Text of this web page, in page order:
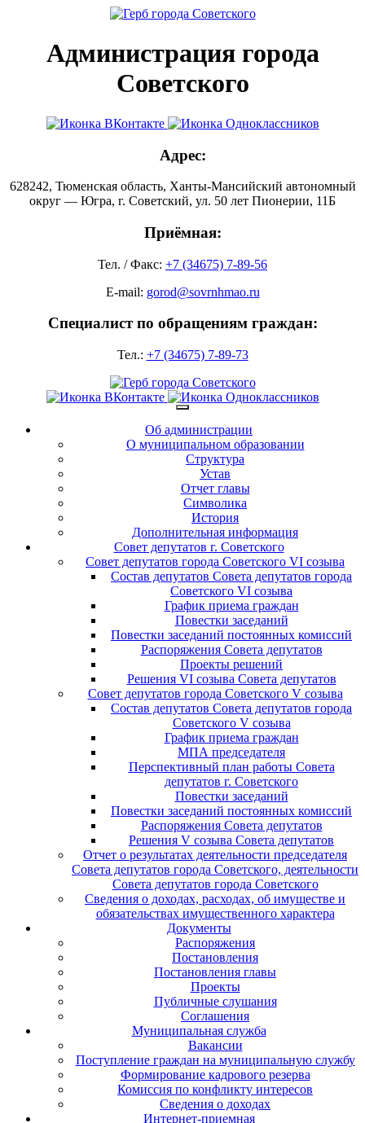
Администрация города
Советского
Адрес:
628242, Тюменская область, Ханты-Мансийский автономный
округ — Югра, г. Советский, ул. 50 лет Пионерии, 11Б
Приёмная:
Тел. / Факс: +7 (34675) 7-89-56
E-mail: gorod@sovrnhmao.ru
Специалист по обращениям граждан:
Тел.: +7 (34675) 7-89-73
Об администрации
О муниципальном образовании
Структура
Устав
Отчет главы
Символика
История
Дополнительная информация
Совет депутатов г. Советского
Совет депутатов города Советского VI созыва
Состав депутатов Совета депутатов города
Советского VI созыва
График приема граждан
Повестки заседаний
Повестки заседаний постоянных комиссий
Распоряжения Совета депутатов
Проекты решений
Решения VI созыва Совета депутатов
Совет депутатов города Советского V созыва
Состав депутатов Совета депутатов города
Советского V созыва
График приема граждан
МПА председателя
Перспективный план работы Совета
депутатов г. Советского
Повестки заседаний
Повестки заседаний постоянных комиссий
Распоряжения Совета депутатов
Решения V созыва Совета депутатов
Отчет о результатах деятельности председателя
Совета депутатов города Советского, деятельности
Совета депутатов города Советского
Сведения о доходах, расходах, об имуществе и
обязательствах имущественного характера
Документы
Распоряжения
Постановления
Постановления главы
Проекты
Публичные слушания
Соглашения
Муниципальная служба
Вакансии
Поступление граждан на муниципальную службу
Формирование кадрового резерва
Комиссия по конфликту интересов
Сведения о доходах
Интернет-приемная